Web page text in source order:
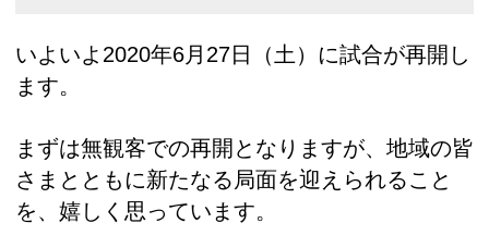
いよいよ2020年6月27日（土）に試合が再開し
ます。
まずは無観客での再開となりますが、地域の皆
さまとともに新たなる局面を迎えられること
を、嬉しく思っています。